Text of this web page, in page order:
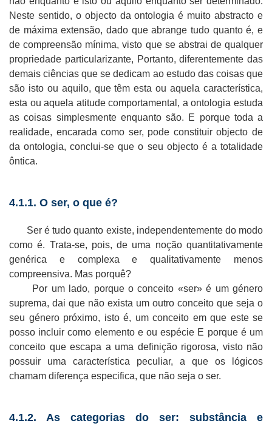
Neste sentido, o objecto da ontologia é muito abstracto e
de máxima extensão, dado que abrange tudo quanto é, e
de compreensão mínima, visto que se abstrai de qualquer
propriedade particularizante, Portanto, diferentemente das
demais ciências que se dedicam ao estudo das coisas que
são isto ou aquilo, que têm esta ou aquela característica,
esta ou aquela atitude comportamental, a ontologia estuda
as coisas simplesmente enquanto são. E porque toda a
realidade, encarada como ser, pode constituir objecto de
da ontologia, conclui-se que o seu objecto é a totalidade
ôntica.
4.1.1. O ser, o que é?
Ser é tudo quanto existe, independentemente do modo
como é. Trata-se, pois, de uma noção quantitativamente
genérica e complexa e qualitativamente menos
compreensiva. Mas porquê?
Por um lado, porque o conceito «ser» é um género
suprema, dai que não exista um outro conceito que seja o
seu género próximo, isto é, um conceito em que este se
posso incluir como elemento e ou espécie E porque é um
conceito que escapa a uma definição rigorosa, visto não
possuir uma característica peculiar, a que os lógicos
chamam diferença especifica, que não seja o ser.
4.1.2. As categorias do ser: substância e